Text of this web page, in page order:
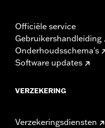
Officiële service
Gebruikershandleiding
Onderhoudsschema's
Software updates
VERZEKERING
Verzekeringsdiensten